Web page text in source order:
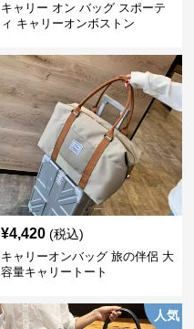
キャリー オン バッグ スポーテ
ィ キャリーオンボストン
¥4,420 (税込)
キャリーオンバッグ 旅の伴侶 大
容量キャリートート
人気